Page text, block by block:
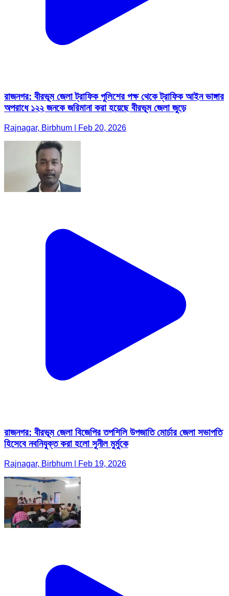
রাজনগর: বীরভূম জেলা ট্রাফিক পুলিশের পক্ষ থেকে ট্রাফিক আইন ভাঙ্গার
অপরাধে ১২২ জনকে জরিমানা করা হয়েছে বীরভূম জেলা জুড়ে
Rajnagar, Birbhum | Feb 20, 2026
রাজনগর: বীরভূম জেলা বিজেপির তপশিলি উপজাতি মোর্চার জেলা সভাপতি
হিসেবে নবনিযুক্ত করা হলো সুনীল মুর্মুকে
Rajnagar, Birbhum | Feb 19, 2026